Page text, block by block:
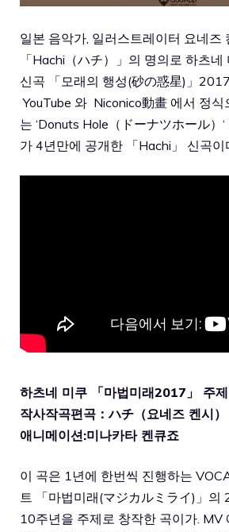
일본 음악가, 일러스트레이터 요네즈
「Hachi（ハチ）」의 명의로 하츠
신곡 「모래의 행성(砂の惑星)」
YouTube 와 Niconico動畫 에서 정식
는 ‘Donuts Hole（ドーナツホール）
가 4년만에 공개한 「Hachi」 신곡이
하츠네 미쿠 「마법미래2017」 주
작사작곡편곡：ハチ（요네즈 켄시）
애니메이션:미나카타 켄큐죠
이 곡은 1년에 한번씩 진행하는
트 「마법미래(マジカルミライ)」의
10주년을 주제로 창작한 곡이가. MV